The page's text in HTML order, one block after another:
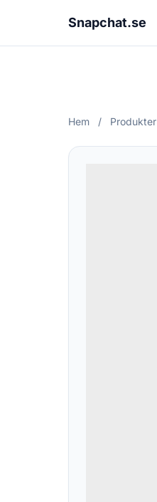
Snapchat.se
Hem / Produkter